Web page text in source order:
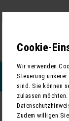
REISEFILTERN
Cookie-
Wir verwenden
Steuerung
sind. Sie können
zulassen
Zudem willigen